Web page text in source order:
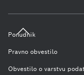
Ponudnik
Pravno obvestilo
Obvestilo o varstvu